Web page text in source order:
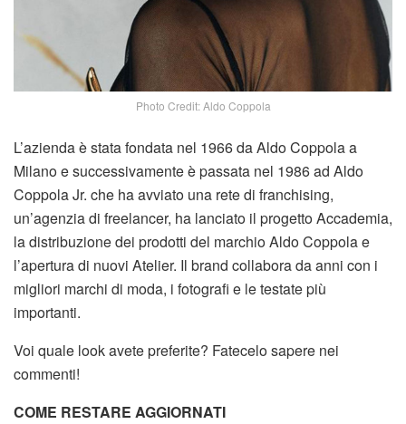
Photo Credit: Aldo Coppola
L’azienda è stata fondata nel 1966 da Aldo Coppola a
Milano e successivamente è passata nel 1986 ad Aldo
Coppola Jr. che ha avviato una rete di franchising,
un’agenzia di freelancer, ha lanciato il progetto Accademia,
la distribuzione dei prodotti del marchio Aldo Coppola e
l’apertura di nuovi Atelier. Il brand collabora da anni con i
migliori marchi di moda, i fotografi e le testate più
importanti.
Voi quale look avete preferite? Fatecelo sapere nei
commenti!
COME RESTARE AGGIORNATI